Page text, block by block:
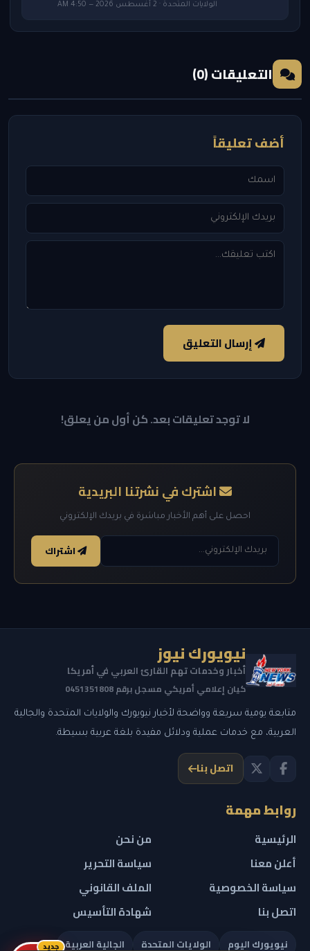
الولايات المتحدة · 2 أغسطس 2026 — 4:50 AM
التعليقات (0)
أضف تعليقاً
إرسال التعليق
لا توجد تعليقات بعد. كن أول من يعلق!
اشترك في نشرتنا البريدية
احصل على أهم الأخبار مباشرة في بريدك الإلكتروني
اشتراك
نيويورك نيوز
أخبار وخدمات تهم القارئ العربي في أمريكا
كيان إعلامي أمريكي مسجل برقم 0451351808
متابعة يومية سريعة وواضحة لأخبار نيويورك والولايات المتحدة والجالية
العربية، مع خدمات عملية ودلائل مفيدة بلغة عربية بسيطة.
اتصل بنا
روابط مهمة
الرئيسية
من نحن
أعلن معنا
سياسة التحرير
سياسة الخصوصية
الملف القانوني
اتصل بنا
شهادة التأسيس
نيويورك اليوم الولايات المتحدة الجالية العربية جديد